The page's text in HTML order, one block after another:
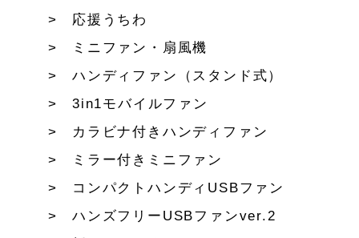
応援うちわ
ミニファン・扇風機
ハンディファン（スタンド式）
3in1モバイルファン
カラビナ付きハンディファン
ミラー付きミニファン
コンパクトハンディUSBファン
ハンズフリーUSBファンver.2